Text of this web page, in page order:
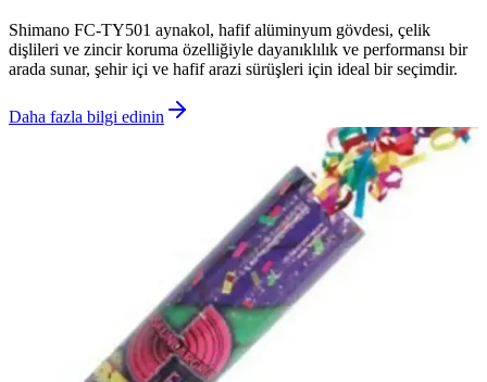
Shimano FC-TY501 aynakol, hafif alüminyum gövdesi, çelik
dişlileri ve zincir koruma özelliğiyle dayanıklılık ve performansı bir
arada sunar, şehir içi ve hafif arazi sürüşleri için ideal bir seçimdir.
Daha fazla bilgi edinin